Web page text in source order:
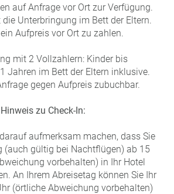
auf Anfrage vor Ort zur Verfügung.
Unterbringung im Bett der Eltern.
Aufpreis vor Ort zu zahlen.
mit 2 Vollzahlern: Kinder bis
Jahren im Bett der Eltern inklusive.
gegen Aufpreis zubuchbar.
Hinweis zu Check-In:
aufmerksam machen, dass Sie
(auch gültig bei Nachtflügen) ab 15
vorbehalten) in Ihr Hotel
An Ihrem Abreisetag können Sie Ihr
(örtliche Abweichung vorbehalten)